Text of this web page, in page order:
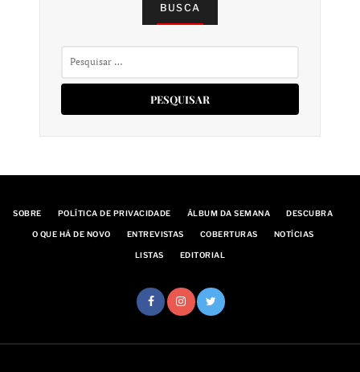
BUSCA
SOBRE POLÍTICA DE PRIVACIDADE ÁLBUM DA SEMANA DESCUBRA
O QUE HÁ DE NOVO ENTREVISTAS COBERTURAS NOTÍCIAS
LISTAS EDITORIAL